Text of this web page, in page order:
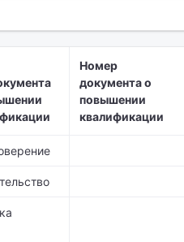
Номер
документа о
повышении
квалификации